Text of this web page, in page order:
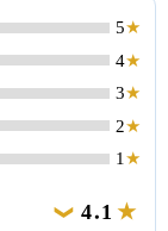
5
4
3
2
1
4.1
❯